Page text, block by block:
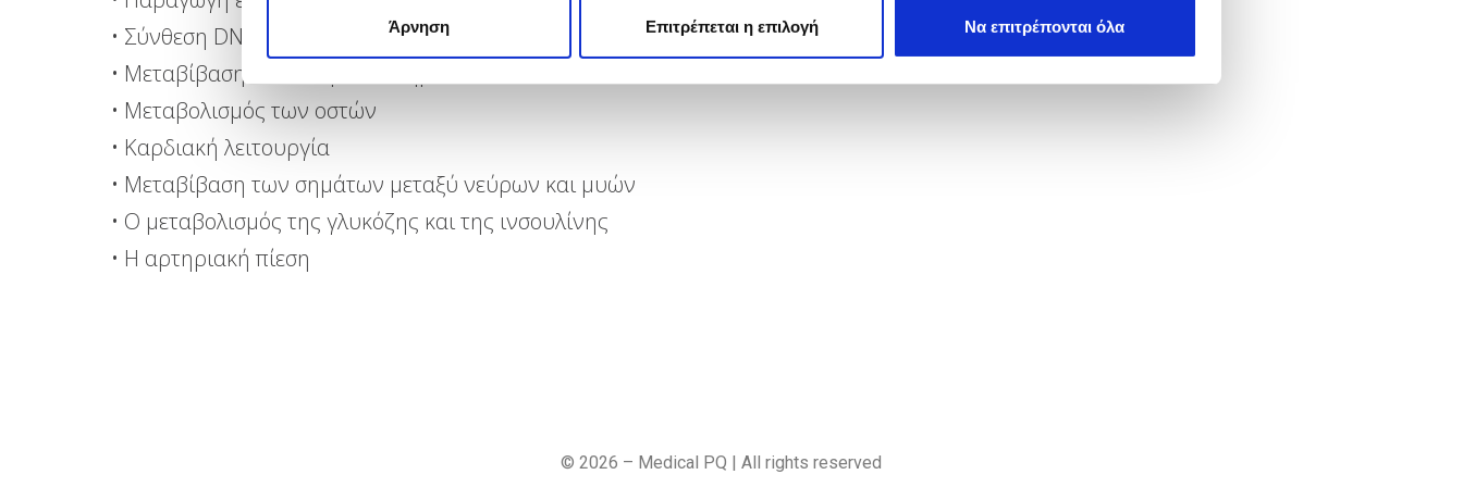
Άρνηση Επιτρέπεται η επιλογή Να επιτρέπονται όλα
• Σύνθεση DNA
• Μεταβίβαση των νευρικών σημάτων
• Μεταβολισμός των οστών
• Καρδιακή λειτουργία
• Μεταβίβαση των σημάτων μεταξύ νεύρων και μυών
• Ο μεταβολισμός της γλυκόζης και της ινσουλίνης
• Η αρτηριακή πίεση
© 2026 – Medical PQ | All rights reserved